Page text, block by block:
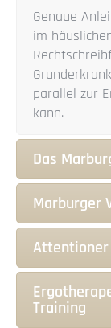
Genaue
im
parallel zur
kann.
Das
Marburger
Training